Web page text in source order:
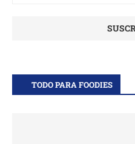
TODO PARA FOODIES